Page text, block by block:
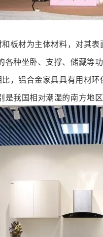
板材为主体材料，对其
种坐卧、支撑、储藏等功
，铝合金家具具有用材
我国相对潮湿的南方地